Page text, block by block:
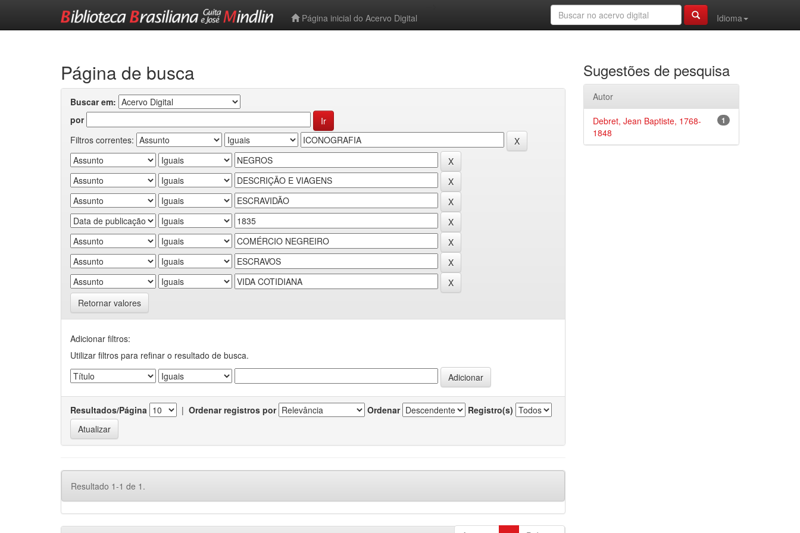
Página inicial do Acervo Digital
Idioma
Página de busca
Buscar em:
por
Filtros correntes:
Retornar valores
Adicionar filtros:
Utilizar filtros para refinar o resultado de busca.
Resultados/Página | Ordenar registros por Ordenar Registro(s)
Resultado 1-1 de 1.
Sugestões de pesquisa
Autor
1
Debret, Jean Baptiste, 1768-
1848